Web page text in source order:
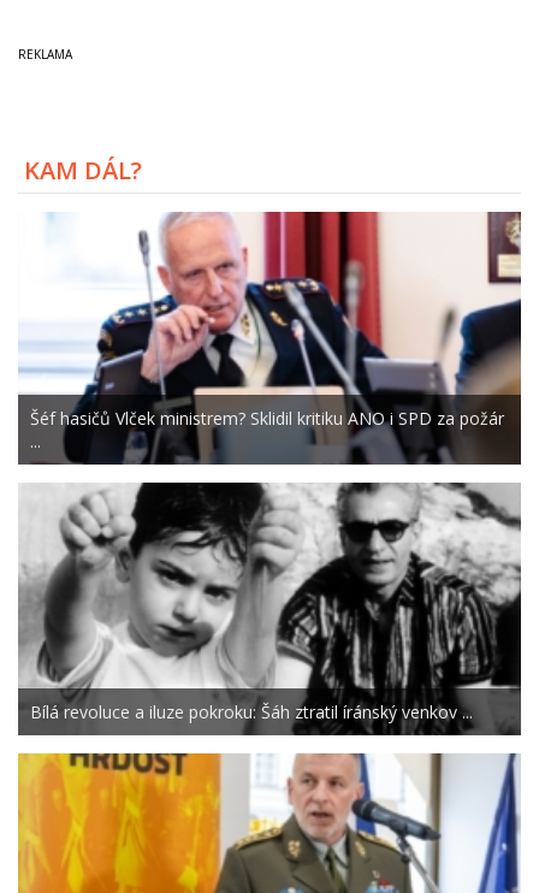
KAM DÁL?
Šéf hasičů Vlček ministrem? Sklidil kritiku ANO i SPD za požár
...
Bílá revoluce a iluze pokroku: Šáh ztratil íránský venkov ...